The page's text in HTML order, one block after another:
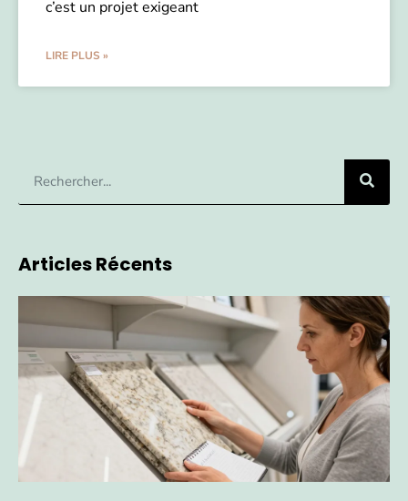
c’est un projet exigeant
LIRE PLUS »
Articles Récents